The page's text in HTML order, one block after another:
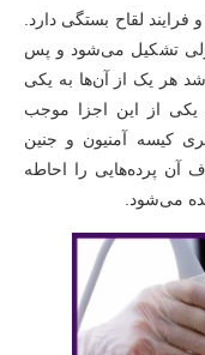
لقاح بستگی دارد.
تشکیل می‌شود و پس
هر یک از آن‌ها به یکی
یکی از این اجزا موجب
کیسه آمنیون و جنین
پرده‌هایی را احاطه
می‌شود.